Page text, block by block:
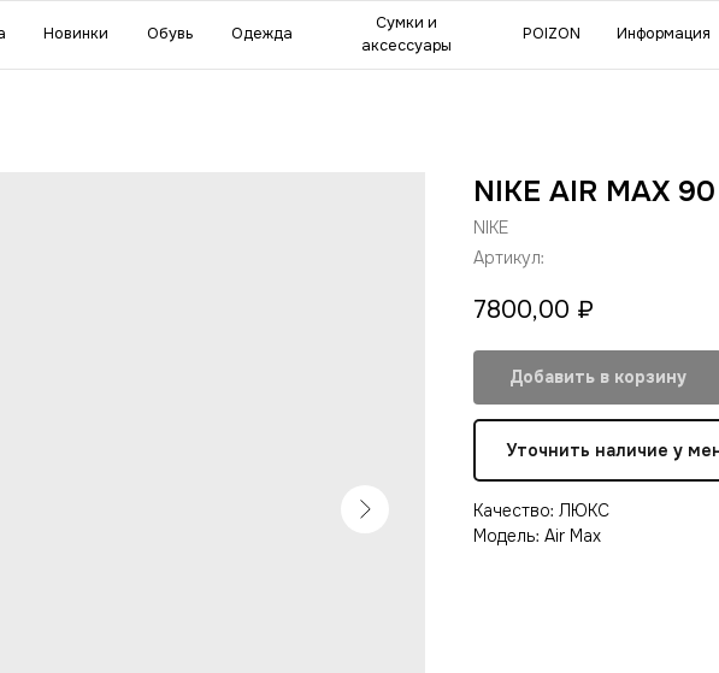
аксессуары
Информация
NIKE AIR MAX 90
NIKE
Артикул:
7800,00 ₽
Добавить в корзину
Уточнить наличие у
Качество: ЛЮКС
Модель: Air Max